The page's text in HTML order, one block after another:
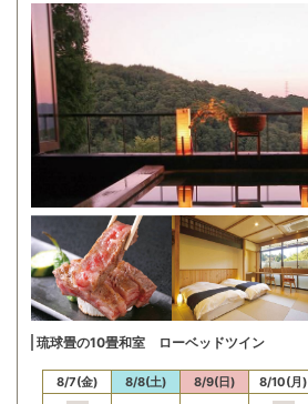
琉球畳の10畳和室 ローベッドツイン
8/7(金) 8/8(土) 8/9(日) 8/10(月)